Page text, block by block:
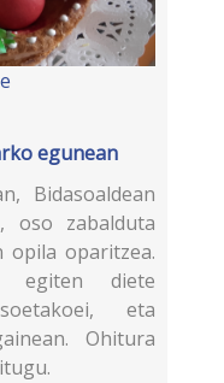
egunean
Bidasoaldean
oso zabalduta
opila oparitzea.
egiten diete
eta
Ohitura